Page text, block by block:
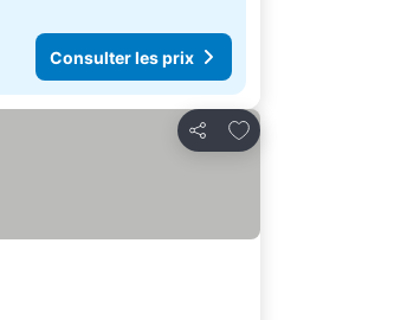
Consulter les prix
Partager
Ajouter à mes favoris